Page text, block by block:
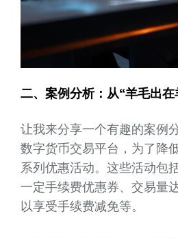
二、案例分析：从“羊毛出
让我来分享一个有趣的案例
数字货币交易平台，为了降
系列优惠活动。这些活动包
一定手续费优惠券、交易量
以享受手续费减免等。